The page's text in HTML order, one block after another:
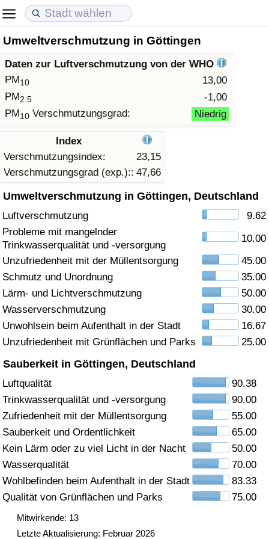
Umweltverschmutzung in Göttingen
Daten zur Luftverschmutzung von der WHO
PM10
13,00
PM2.5
-1,00
PM10 Verschmutzungsgrad: Niedrig
Index
Verschmutzungsindex:
23,15
Verschmutzungsgrad (exp.):: 47,66
Umweltverschmutzung in Göttingen, Deutschland
Luftverschmutzung
9.62
Probleme mit mangelnder
Trinkwasserqualität und -versorgung
10.00
Unzufriedenheit mit der Müllentsorgung
45.00
Schmutz und Unordnung
35.00
Lärm- und Lichtverschmutzung
50.00
Wasserverschmutzung
30.00
Unwohlsein beim Aufenthalt in der Stadt
16.67
Unzufriedenheit mit Grünflächen und Parks
25.00
Sauberkeit in Göttingen, Deutschland
Luftqualität
90.38
Trinkwasserqualität und -versorgung
90.00
Zufriedenheit mit der Müllentsorgung
55.00
Sauberkeit und Ordentlichkeit
65.00
Kein Lärm oder zu viel Licht in der Nacht
50.00
Wasserqualität
70.00
Wohlbefinden beim Aufenthalt in der Stadt
83.33
Qualität von Grünflächen und Parks
75.00
Mitwirkende: 13
Letzte Aktualisierung: Februar 2026
Lebenshaltungskosten
Lebenshaltungskosten-Index (aktuell)
Lebenshaltungskosten-Index
Lebenshaltungskosten-Index nach Land
in Akaba
Immobilienpreise
Immobilienpreis-Index (aktuell)
Immobilienpreis-Index
Immobilienpreis-Index nach Land
Lebensqualität
Lebensqualität-Index
Lebensqualität-Index (aktuell)
Lebensqualitätsindex nach Land
Kriminalität
Kriminalitäts-Index (aktuell)
Kriminalitäts-Index
Kriminalitätsindex nach Land
Gesundheitsversorgung
Gesundheitsversorgungs-Index (aktuell)
Gesundheitsversorgungs-Index nach Land
Umweltverschmutzung
Umweltverschmutzungs-Index (aktuell)
Verschmutzungsindex
Verkehr